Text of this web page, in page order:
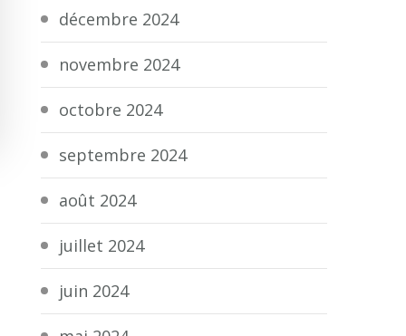
décembre 2024
novembre 2024
octobre 2024
septembre 2024
août 2024
juillet 2024
juin 2024